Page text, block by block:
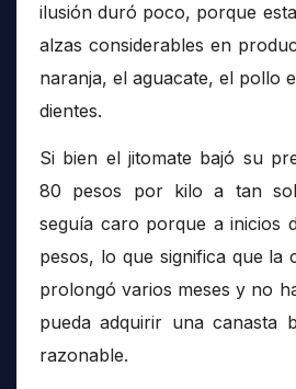
ilusión duró poco, porque
alzas considerables en
naranja, el aguacate, el pollo
dientes.
Si bien el jitomate bajó su
80 pesos por kilo a tan
seguía caro porque a inicios
pesos, lo que significa que la
prolongó varios meses y no
pueda adquirir una canasta
razonable.